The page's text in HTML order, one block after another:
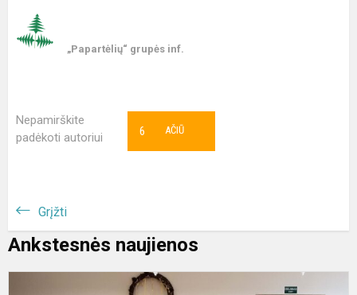
„Papartėlių“ grupės inf.
Nepamirškite
padėkoti autoriui
AČIŪ
6
Grįžti
Ankstesnės naujienos